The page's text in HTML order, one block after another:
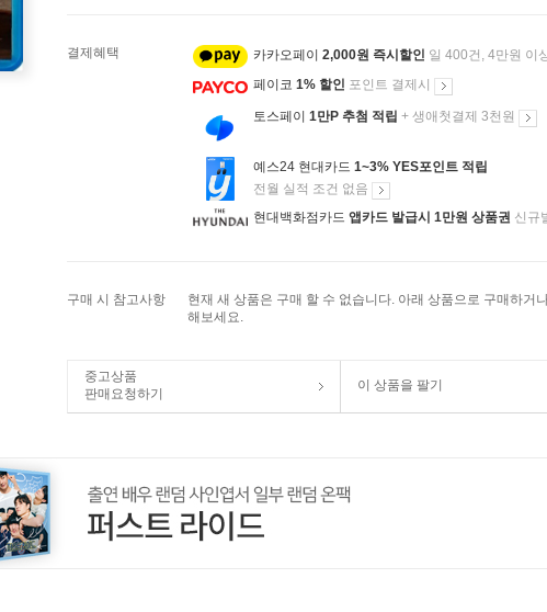
결제혜택 카카오페이 2,000원 즉시할인 일 400건, 4만원 이
페이코 1% 할인 포인트 결제시
토스페이 1만P 추첨 적립 + 생애첫결제 3천원
예스24 현대카드 1~3% YES포인트 적립
전월 실적 조건 없음
현대백화점카드 앱카드 발급시 1만원 상품권 신규
구매 시 참고사항
현재 새 상품은 구매 할 수 없습니다. 아래 상품으로 구매하거
해보세요.
중고상품
판매요청하기
이 상품을 팔기